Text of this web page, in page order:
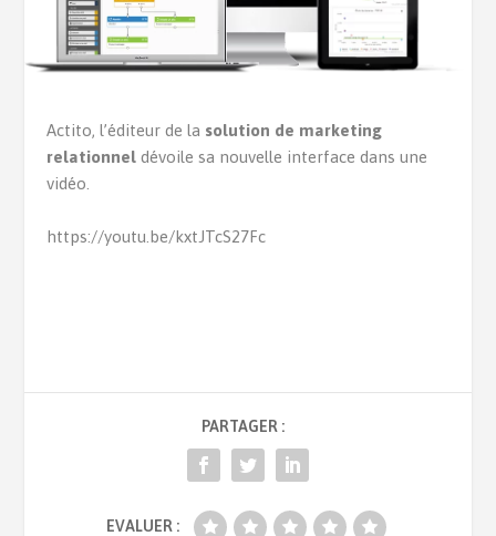
Actito, l’éditeur de la solution de marketing
relationnel dévoile sa nouvelle interface dans une
vidéo.
https://youtu.be/kxtJTcS27Fc
PARTAGER :
EVALUER :